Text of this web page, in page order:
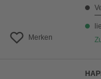
Merken